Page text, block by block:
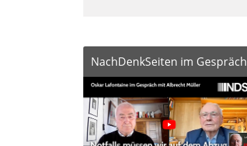
NachDenkSeiten im Gespräch